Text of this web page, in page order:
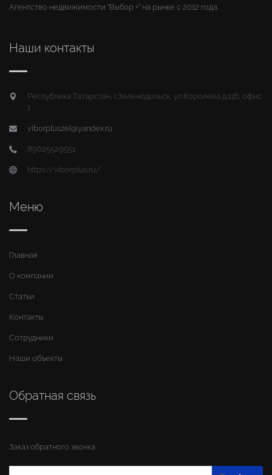
Агентство недвижимости "Выбор +" на рынке с 2012 года.
Наши контакты
Республика Татарстан, г.Зеленодольск, ул.Королева д.11Б, офис
1
viborpluszel@yandex.ru
89625529551
https://viborplus.ru/
Меню
Главная
О компании
Статьи
Контакты
Сотрудники
Наши объекты
Обратная связь
Заказ обратного звонка